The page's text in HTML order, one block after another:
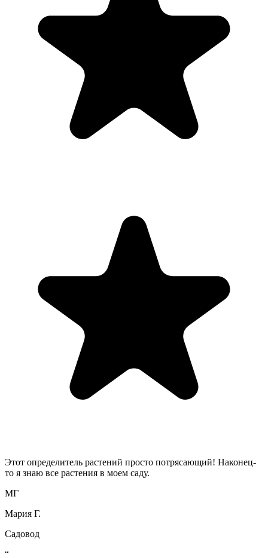
Этот определитель растений просто потрясающий! Наконец-
то я знаю все растения в моем саду.
МГ
Мария Г.
Садовод
“